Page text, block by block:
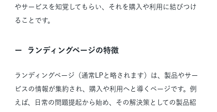
やサービスを知覚してもらい、それを購入や利用に結びつけ
ることです。
ランディングページの特徴
ランディングページ（通常LPと略されます）は、製品やサー
ビスの情報が集約され、購入や利用へと導くページです。例
えば、日常の問題提起から始め、その解決策としての製品紹